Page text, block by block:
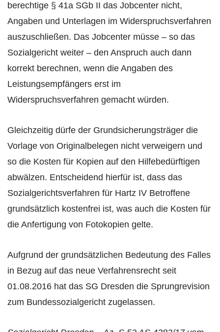
berechtige § 41a SGb II das Jobcenter nicht,
Angaben und Unterlagen im Widerspruchsverfahren
auszuschließen. Das Jobcenter müsse – so das
Sozialgericht weiter – den Anspruch auch dann
korrekt berechnen, wenn die Angaben des
Leistungsempfängers erst im
Widerspruchsverfahren gemacht würden.
Gleichzeitig dürfe der Grundsicherungsträger die
Vorlage von Originalbelegen nicht verweigern und
so die Kosten für Kopien auf den Hilfebedürftigen
abwälzen. Entscheidend hierfür ist, dass das
Sozialgerichtsverfahren für Hartz IV Betroffene
grundsätzlich kostenfrei ist, was auch die Kosten für
die Anfertigung von Fotokopien gelte.
Aufgrund der grundsätzlichen Bedeutung des Falles
in Bezug auf das neue Verfahrensrecht seit
01.08.2016 hat das SG Dresden die Sprungrevision
zum Bundessozialgericht zugelassen.